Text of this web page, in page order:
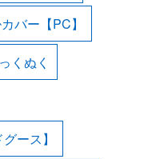
バー【PC】
くぬく
ース】